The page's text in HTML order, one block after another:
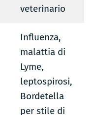
veterinario
Influenza,
malattia di
Lyme,
leptospirosi,
Bordetella
per stile di